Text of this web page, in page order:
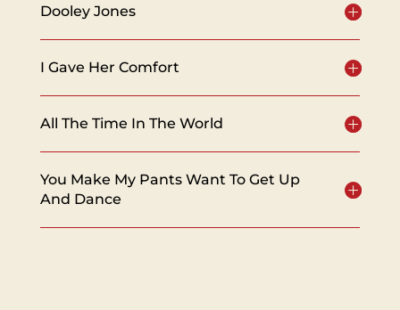
Dooley Jones
I Gave Her Comfort
All The Time In The World
You Make My Pants Want To Get Up
And Dance